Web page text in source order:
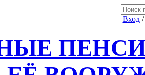
Вход